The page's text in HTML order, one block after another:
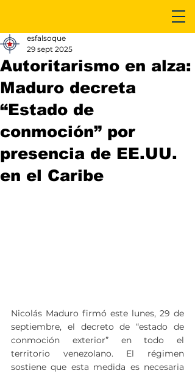
Autoritarismo en alza:
Maduro decreta
“Estado de
conmoción” por
presencia de EE.UU.
en el Caribe
esfalsoque
29 sept 2025
Nicolás Maduro firmó este lunes, 29 de
septiembre, el decreto de “estado de
conmoción exterior” en todo el
territorio venezolano. El régimen
sostiene que esta medida es necesaria